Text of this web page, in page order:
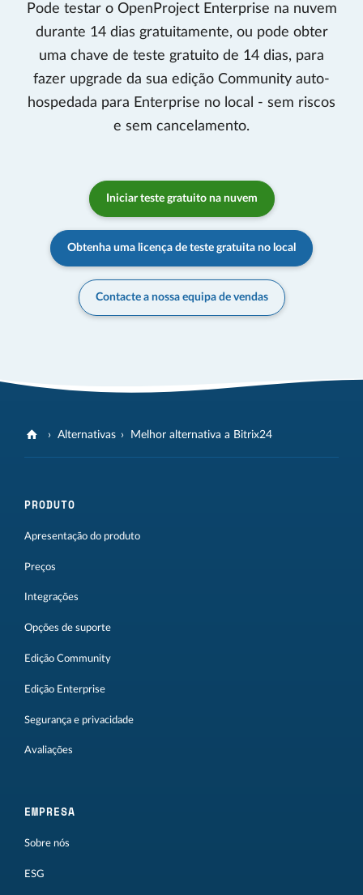
Pode testar o OpenProject Enterprise na nuvem
durante 14 dias gratuitamente, ou pode obter
uma chave de teste gratuito de 14 dias, para
fazer upgrade da sua edição Community auto-
hospedada para Enterprise no local - sem riscos
e sem cancelamento.
Iniciar teste gratuito na nuvem
Obtenha uma licença de teste gratuita no local
Contacte a nossa equipa de vendas
Alternativas Melhor alternativa a Bitrix24
PRODUTO
Apresentação do produto
Preços
Integrações
Opções de suporte
Edição Community
Edição Enterprise
Segurança e privacidade
Avaliações
EMPRESA
Sobre nós
ESG